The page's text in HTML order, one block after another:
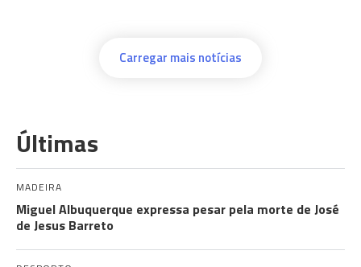
Carregar mais notícias
Últimas
MADEIRA
Miguel Albuquerque expressa pesar pela morte de José
de Jesus Barreto